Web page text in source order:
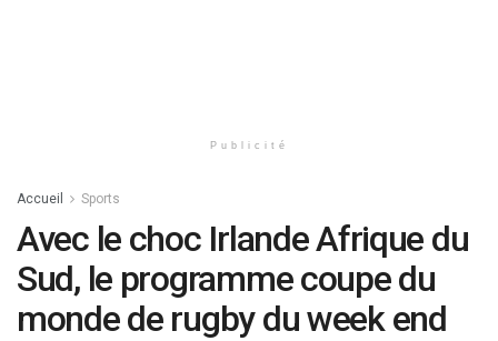
Publicité
Accueil Sports
Avec le choc Irlande Afrique du
Sud, le programme coupe du
monde de rugby du week end